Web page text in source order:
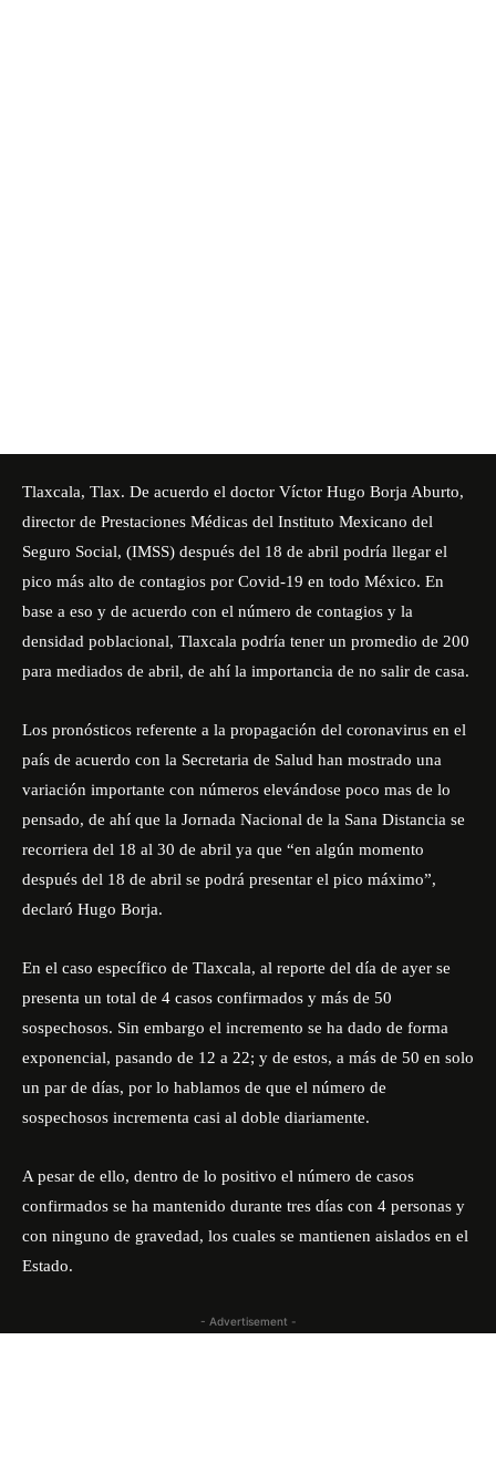
Tlaxcala, Tlax. De acuerdo el doctor Víctor Hugo Borja Aburto,
director de Prestaciones Médicas del Instituto Mexicano del
Seguro Social, (IMSS) después del 18 de abril podría llegar el
pico más alto de contagios por Covid-19 en todo México. En
base a eso y de acuerdo con el número de contagios y la
densidad poblacional, Tlaxcala podría tener un promedio de 200
para mediados de abril, de ahí la importancia de no salir de casa.
Los pronósticos referente a la propagación del coronavirus en el
país de acuerdo con la Secretaria de Salud han mostrado una
variación importante con números elevándose poco mas de lo
pensado, de ahí que la Jornada Nacional de la Sana Distancia se
recorriera del 18 al 30 de abril ya que “en algún momento
después del 18 de abril se podrá presentar el pico máximo”,
declaró Hugo Borja.
En el caso específico de Tlaxcala, al reporte del día de ayer se
presenta un total de 4 casos confirmados y más de 50
sospechosos. Sin embargo el incremento se ha dado de forma
exponencial, pasando de 12 a 22; y de estos, a más de 50 en solo
un par de días, por lo hablamos de que el número de
sospechosos incrementa casi al doble diariamente.
A pesar de ello, dentro de lo positivo el número de casos
confirmados se ha mantenido durante tres días con 4 personas y
con ninguno de gravedad, los cuales se mantienen aislados en el
Estado.
- Advertisement -